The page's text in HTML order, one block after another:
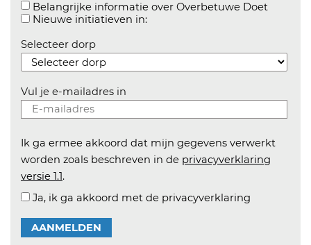
Belangrijke informatie over Overbetuwe Doet
Nieuwe initiatieven in:Aanvinken om informatie over
Selecteer dorp
Vul je e-mailadres in
Ik ga ermee akkoord dat mijn gegevens verwerkt
worden zoals beschreven in de privacyverklaring
versie 1.1.
Ja, ik ga akkoord met de privacyverklaring
AANMELDEN